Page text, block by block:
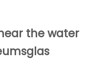
the water